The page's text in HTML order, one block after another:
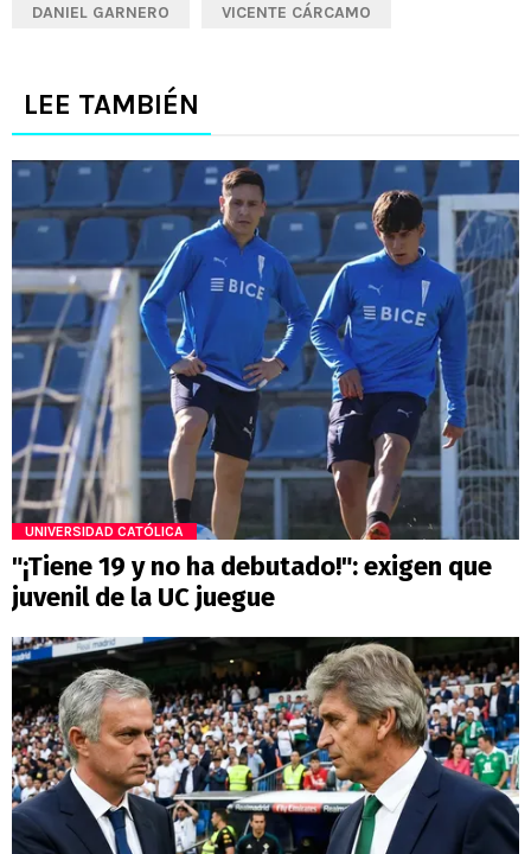
DANIEL GARNERO VICENTE CÁRCAMO
LEE TAMBIÉN
UNIVERSIDAD CATÓLICA
"¡Tiene 19 y no ha debutado!": exigen que
juvenil de la UC juegue